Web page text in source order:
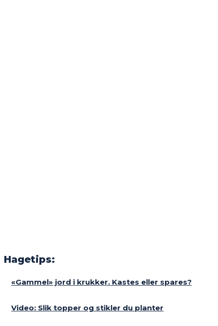
Hagetips:
«Gammel» jord i krukker. Kastes eller spares?
Video: Slik topper og stikler du planter